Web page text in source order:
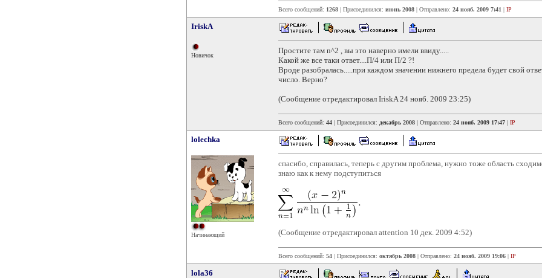
Всего сообщений: 1268 | Присоединился: июнь 2008 | Отправлено: 24 нояб. 2009 7:41 | IP
IriskA
Новичок
Простите там n^2 , вы это наверно имели ввиду.....
Какой же все таки ответ....П/4 или П/2 ?!
Вроде разобралась.....при каждом значении нижнего предела будет свой
число. Верно?
(Сообщение отредактировал IriskA 24 нояб. 2009 23:25)
Всего сообщений: 44 | Присоединился: декабрь 2008 | Отправлено: 24 нояб. 2009 17:47 | IP
lolechka
Начинающий
спасибо, справилась, теперь с другим проблема, нужно тоже область
знаю как к нему подступиться
(Сообщение отредактировал attention 10 дек. 2009 4:52)
Всего сообщений: 54 | Присоединился: октябрь 2008 | Отправлено: 24 нояб. 2009 19:06 | IP
lola36